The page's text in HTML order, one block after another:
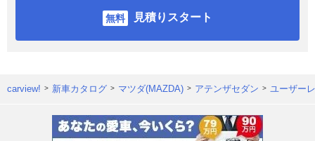
見積りスタート
carview! 新車カタログ マツダ(MAZDA) アテンザセダン ユーザー